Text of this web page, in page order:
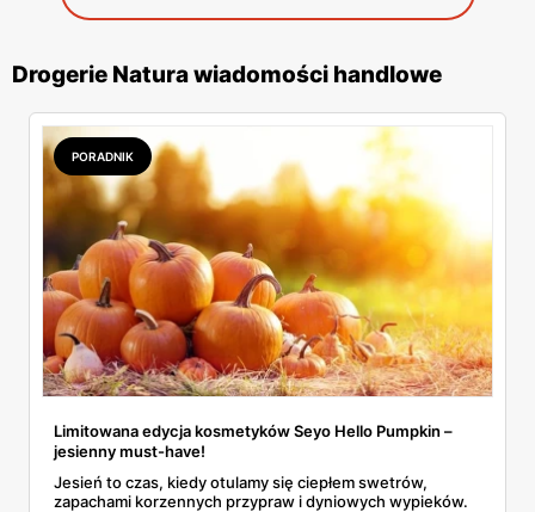
Drogerie Natura wiadomości handlowe
PORADNIK
Limitowana edycja kosmetyków Seyo Hello Pumpkin –
jesienny must-have!
Jesień to czas, kiedy otulamy się ciepłem swetrów,
zapachami korzennych przypraw i dyniowych wypieków.